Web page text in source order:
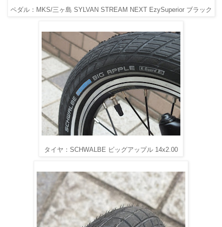
ペダル：MKS/三ヶ島 SYLVAN STREAM NEXT EzySuperior ブラック
タイヤ：SCHWALBE ビッグアップル 14x2.00